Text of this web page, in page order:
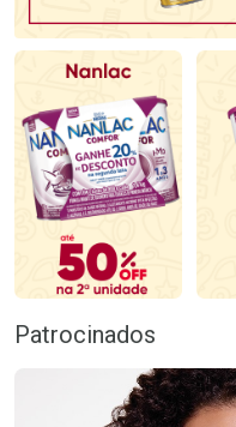
Patrocinados